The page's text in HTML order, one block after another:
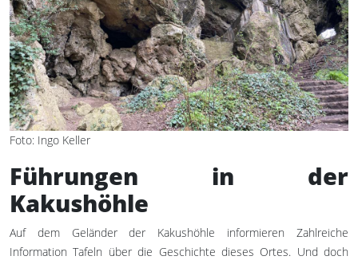
Foto: Ingo Keller
Führungen in der
Kakushöhle
Auf dem Geländer der Kakushöhle informieren Zahlreiche
Information Tafeln über die Geschichte dieses Ortes. Und doch